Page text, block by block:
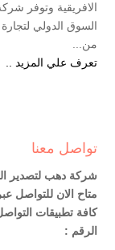
الافريقية وتوفر
السوق الدولي
من...
تعرف علي المزيد ..
تواصل معنا
شركة دهب لتصدير
متاح الان للتواصل
كافة تطبيقات
الرقم :